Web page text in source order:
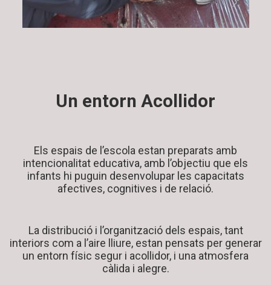
Un entorn Acollidor
Els espais de l’escola estan preparats amb
intencionalitat educativa, amb l’objectiu que els
infants hi puguin desenvolupar les capacitats
afectives, cognitives i de relació.
La distribució i l’organització dels espais, tant
interiors com a l’aire lliure, estan pensats per generar
un entorn físic segur i acollidor, i una atmosfera
càlida i alegre.